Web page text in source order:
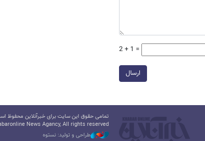
2 + 1 =
ارسال
تمامی حقوق این سایت برای خبرآنلاین محفوظ
News Agancy, All rights reserved
طراحی و تولید: نستوه